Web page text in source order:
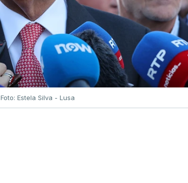
Foto: Estela Silva - Lusa